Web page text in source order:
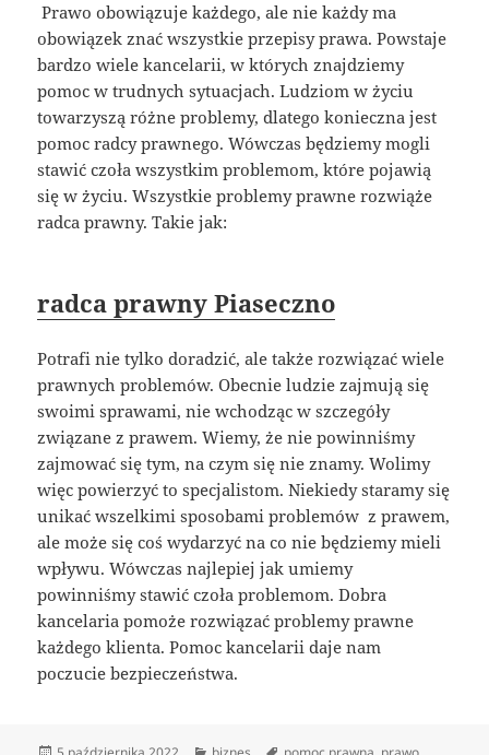
Prawo obowiązuje każdego, ale nie każdy ma
obowiązek znać wszystkie przepisy prawa. Powstaje
bardzo wiele kancelarii, w których znajdziemy
pomoc w trudnych sytuacjach. Ludziom w życiu
towarzyszą różne problemy, dlatego konieczna jest
pomoc radcy prawnego. Wówczas będziemy mogli
stawić czoła wszystkim problemom, które pojawią
się w życiu. Wszystkie problemy prawne rozwiąże
radca prawny. Takie jak:
radca prawny Piaseczno
Potrafi nie tylko doradzić, ale także rozwiązać wiele
prawnych problemów. Obecnie ludzie zajmują się
swoimi sprawami, nie wchodząc w szczegóły
związane z prawem. Wiemy, że nie powinniśmy
zajmować się tym, na czym się nie znamy. Wolimy
więc powierzyć to specjalistom. Niekiedy staramy się
unikać wszelkimi sposobami problemów z prawem,
ale może się coś wydarzyć na co nie będziemy mieli
wpływu. Wówczas najlepiej jak umiemy
powinniśmy stawić czoła problemom. Dobra
kancelaria pomoże rozwiązać problemy prawne
każdego klienta. Pomoc kancelarii daje nam
poczucie bezpieczeństwa.
Data Kategorie Tagi